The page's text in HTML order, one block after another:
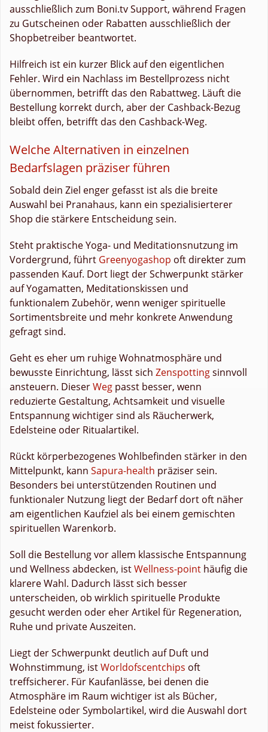
ausschließlich zum Boni.tv Support, während Fragen
zu Gutscheinen oder Rabatten ausschließlich der
Shopbetreiber beantwortet.
Hilfreich ist ein kurzer Blick auf den eigentlichen
Fehler. Wird ein Nachlass im Bestellprozess nicht
übernommen, betrifft das den Rabattweg. Läuft die
Bestellung korrekt durch, aber der Cashback-Bezug
bleibt offen, betrifft das den Cashback-Weg.
Welche Alternativen in einzelnen
Bedarfslagen präziser führen
Sobald dein Ziel enger gefasst ist als die breite
Auswahl bei Pranahaus, kann ein spezialisierterer
Shop die stärkere Entscheidung sein.
Steht praktische Yoga- und Meditationsnutzung im
Vordergrund, führt Greenyogashop oft direkter zum
passenden Kauf. Dort liegt der Schwerpunkt stärker
auf Yogamatten, Meditationskissen und
funktionalem Zubehör, wenn weniger spirituelle
Sortimentsbreite und mehr konkrete Anwendung
gefragt sind.
Geht es eher um ruhige Wohnatmosphäre und
bewusste Einrichtung, lässt sich Zenspottingsinnvoll
ansteuern. DieserWeg passt besser, wenn
reduzierte Gestaltung, Achtsamkeit und visuelle
Entspannung wichtiger sind als Räucherwerk,
Edelsteine oder Ritualartikel.
Rückt körperbezogenes Wohlbefinden stärker in den
Mittelpunkt, kann Sapura-health präziser sein.
Besonders bei unterstützenden Routinen und
funktionaler Nutzung liegt der Bedarf dort oft näher
am eigentlichen Kaufziel als bei einem gemischten
spirituellen Warenkorb.
Soll die Bestellung vor allem klassische Entspannung
und Wellness abdecken, istWellness-point häufig die
klarere Wahl. Dadurch lässt sich besser
unterscheiden, ob wirklich spirituelle Produkte
gesucht werden oder eher Artikel für Regeneration,
Ruhe und private Auszeiten.
Liegt der Schwerpunkt deutlich auf Duft und
Wohnstimmung, istWorldofscentchips oft
treffsicherer. Für Kaufanlässe, bei denen die
Atmosphäre im Raum wichtiger ist als Bücher,
Edelsteine oder Symbolartikel, wird die Auswahl dort
meist fokussierter.